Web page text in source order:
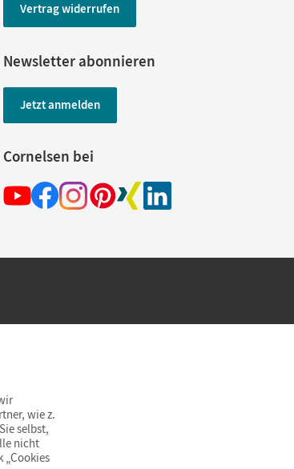
Vertrag widerrufen
Newsletter abonnieren
Jetzt anmelden
Cornelsen bei
innerhalb Deutschlands
wie z.
selbst,
nicht
„Cookies